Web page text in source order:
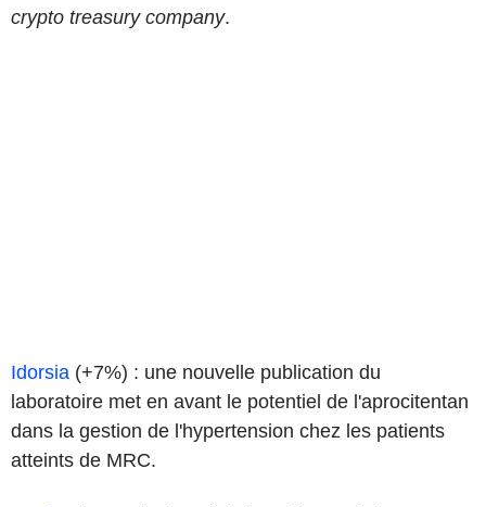
crypto treasury company.
Idorsia (+7%) : une nouvelle publication du
laboratoire met en avant le potentiel de l'aprocitentan
dans la gestion de l'hypertension chez les patients
atteints de MRC.